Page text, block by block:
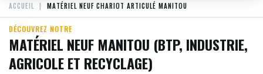
ACCUEIL MATÉRIEL NEUF CHARIOT ARTICULÉ MANITOU
DÉCOUVREZ NOTRE
MATÉRIEL NEUF MANITOU (BTP, INDUSTRIE,
AGRICOLE ET RECYCLAGE)